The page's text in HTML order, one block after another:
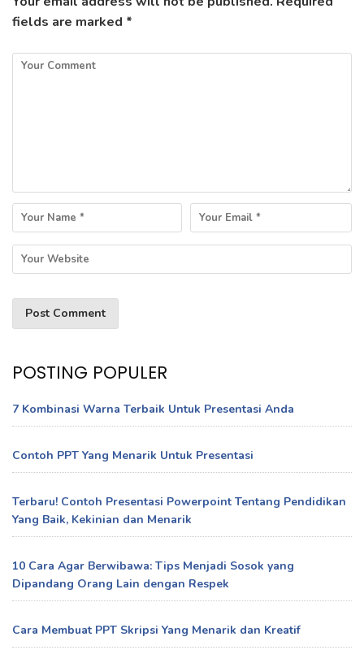
fields are marked *
POSTING POPULER
7 Kombinasi Warna Terbaik Untuk Presentasi Anda
Contoh PPT Yang Menarik Untuk Presentasi
Terbaru! Contoh Presentasi Powerpoint Tentang Pendidikan
Yang Baik, Kekinian dan Menarik
10 Cara Agar Berwibawa: Tips Menjadi Sosok yang
Dipandang Orang Lain dengan Respek
Cara Membuat PPT Skripsi Yang Menarik dan Kreatif